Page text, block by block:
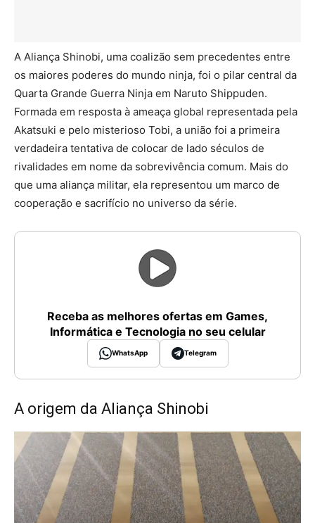
A Aliança Shinobi, uma coalizão sem precedentes entre
os maiores poderes do mundo ninja, foi o pilar central da
Quarta Grande Guerra Ninja em Naruto Shippuden.
Formada em resposta à ameaça global representada pela
Akatsuki e pelo misterioso Tobi, a união foi a primeira
verdadeira tentativa de colocar de lado séculos de
rivalidades em nome da sobrevivência comum. Mais do
que uma aliança militar, ela representou um marco de
cooperação e sacrifício no universo da série.
Receba as melhores ofertas em Games,
Informática e Tecnologia no seu celular
WhatsApp Telegram
A origem da Aliança Shinobi